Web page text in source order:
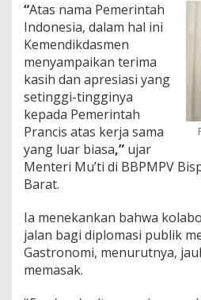
“Atas nama Pemerintah
Indonesia, dalam hal ini
Kemendikdasmen
menyampaikan terima
kasih dan apresiasi yang
setinggi-tingginya
kepada Pemerintah
Prancis atas kerja sama
yang luar biasa,” ujar
Menteri Mu’ti di BBPMPV
Barat.
Ia menekankan bahwa
jalan bagi diplomasi publik
Gastronomi, menurutnya,
memasak.